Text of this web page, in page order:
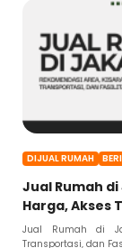
DIJUAL RUMAH
Jual Rumah
Harga, Akses
Jual Rumah di
Transportasi, dan